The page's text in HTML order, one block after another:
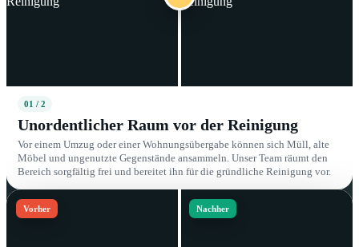
01 / 2
Unordentlicher Raum vor der Reinigung
Vor einem Umzug oder einer Wohnungsübergabe können sich Müll, alte
Möbel und ungenutzte Gegenstände ansammeln. Unser Team räumt den
Bereich sorgfältig frei und bereitet ihn für die gründliche Reinigung vor.
Vorher Nachher